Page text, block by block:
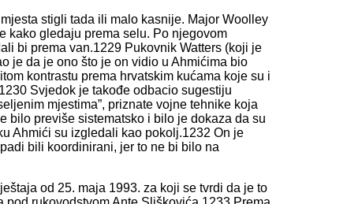
stigli tada ili malo kasnije. Major Woolley
kako gledaju prema selu. Po njegovom
bi prema van.1229 Pukovnik Watters (koji je
je da je ono što je on vidio u Ahmićima bio
kontrastu prema hrvatskim kućama koje su i
Svjedok je takođe odbacio sugestiju
mjestima”, priznate vojne tehnike koja
bilo previše sistematsko i bilo je dokaza da su
Ahmići su izgledali kao pokolj.1232 On je
bili koordinirani, jer to ne bi bilo na
od 25. maja 1993. za koji se tvrdi da je to